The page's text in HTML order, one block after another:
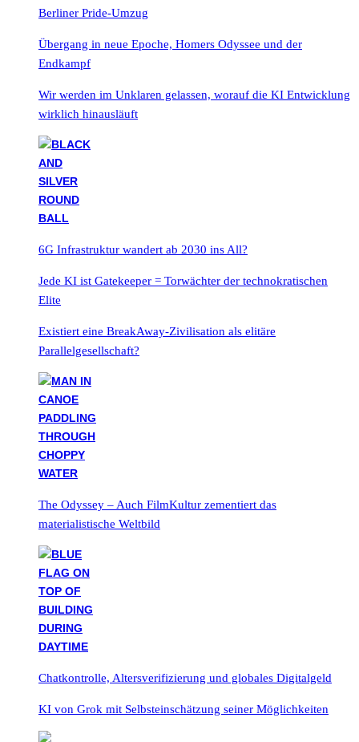
Berliner Pride-Umzug
Übergang in neue Epoche, Homers Odyssee und der
Endkampf
Wir werden im Unklaren gelassen, worauf die KI Entwicklung
wirklich hinausläuft
6G Infrastruktur wandert ab 2030 ins All?
Jede KI ist Gatekeeper = Torwächter der technokratischen
Elite
Existiert eine BreakAway-Zivilisation als elitäre
Parallelgesellschaft?
The Odyssey – Auch FilmKultur zementiert das
materialistische Weltbild
Chatkontrolle, Altersverifizierung und globales Digitalgeld
KI von Grok mit Selbsteinschätzung seiner Möglichkeiten